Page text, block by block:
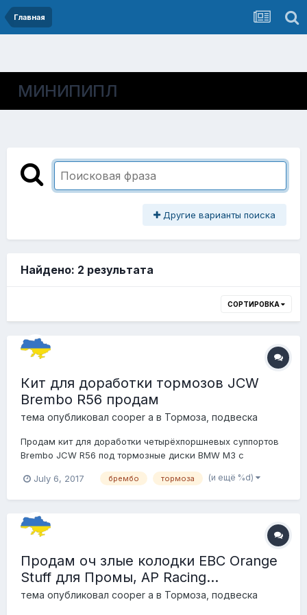
Главная
МИНИПИПЛ
Другие варианты поиска
Найдено: 2 результата
СОРТИРОВКА
Кит для доработки тормозов JCW
Brembo R56 продам
тема опубликовал cooper a в Тормоза, подвеска
Продам кит для доработки четырёхпоршневых суппортов
Brembo JCW R56 под тормозные диски BMW M3 с
вместо 22 мм у стока. Подробное описание здесь - Кит
July 6, 2017 брембо тормоза (и ещё %d)
Продам оч злые колодки EBC Orange
Stuff для Промы, AP Racing...
тема опубликовал cooper a в Тормоза, подвеска